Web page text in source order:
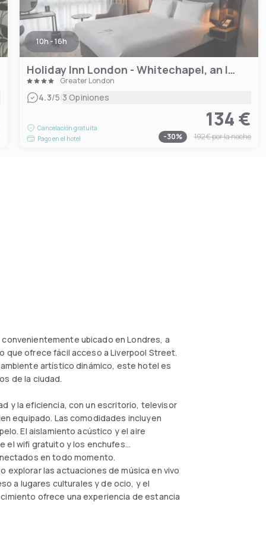
10h - 16h
Holiday Inn London - Whitechapel, an IHG Hotel
Greater London
4.3/5|3 Opiniones
Cancelación gratuita
Pago en el hotel
134 €
-30% 192 €por la noche
ubicado en Londres, a
que ofrece fácil acceso a Liverpool Street.
artístico dinámico, este hotel es
de la ciudad.
y la eficiencia, con un escritorio, televisor
equipado. Las comodidades incluyen
El aislamiento acústico y el aire
el wifi gratuito y los enchufes
en todo momento.
explorar las actuaciones de música en vivo
a lugares culturales y de ocio, y el
ofrece una experiencia de estancia